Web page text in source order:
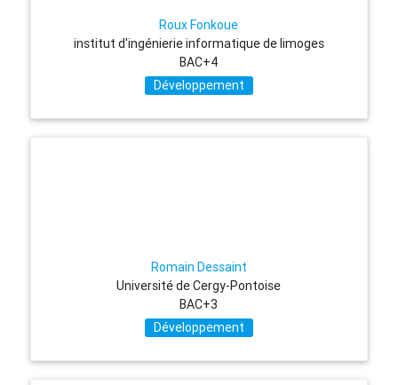
Roux Fonkoue
institut d'ingénierie informatique de limoges
BAC+4
Développement
Romain Dessaint
Université de Cergy-Pontoise
BAC+3
Développement